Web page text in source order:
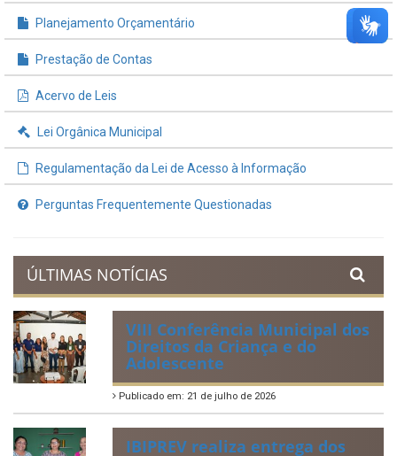
INFORMAÇÕES ÚTEIS
Acervo de Leis
Lei Orgânica Municipal
Regulamentação da Lei de Acesso à Informação
Perguntas Frequentemente Questionadas
ÚLTIMAS NOTÍCIAS